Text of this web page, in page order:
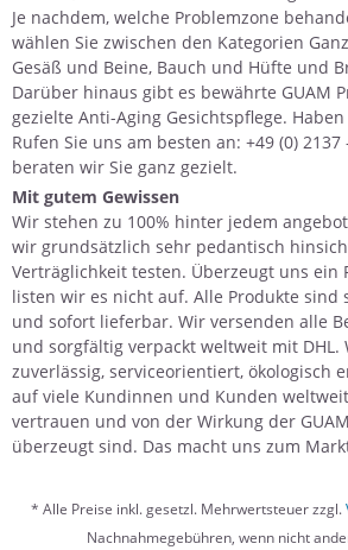
Je nachdem, welche Problemzone
wählen Sie zwischen den Kategorien
Gesäß und Beine, Bauch und Hüfte und
Darüber hinaus gibt es bewährte GUAM
gezielte Anti-Aging Gesichtspflege. Haben
Rufen Sie uns am besten an: +49 (0) 2137
beraten wir Sie ganz gezielt.
Mit gutem Gewissen
Wir stehen zu 100% hinter jedem
wir grundsätzlich sehr pedantisch
Verträglichkeit testen. Überzeugt uns ein
listen wir es nicht auf. Alle Produkte
und sofort lieferbar. Wir versenden alle
und sorgfältig verpackt weltweit mit DHL.
zuverlässig, serviceorientiert, ökologisch
auf viele Kundinnen und Kunden
vertrauen und von der Wirkung der
überzeugt sind. Das macht uns zum
* Alle Preise inkl. gesetzl. Mehrwertsteuer zzgl.
Nachnahmegebühren, wenn nicht